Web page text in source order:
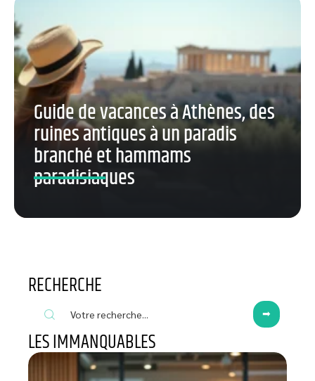
Guide de vacances à Athènes, des
ruines antiques à un paradis
branché et hammams
paradisiaques
RECHERCHE
LES IMMANQUABLES